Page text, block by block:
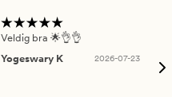
Veldig bra 🌟👌👌
Yogeswary K
2026-07-23